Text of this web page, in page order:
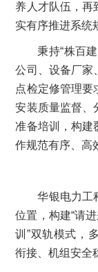
养人才队伍，再
实有序推进系统
秉持“株百
公司、设备厂家
点检定修管理要
安装质量监督、
准备培训，构建
作规范有序、高
华银电力工
位置，构建“请
训”双轨模式，
衔接、机组安全